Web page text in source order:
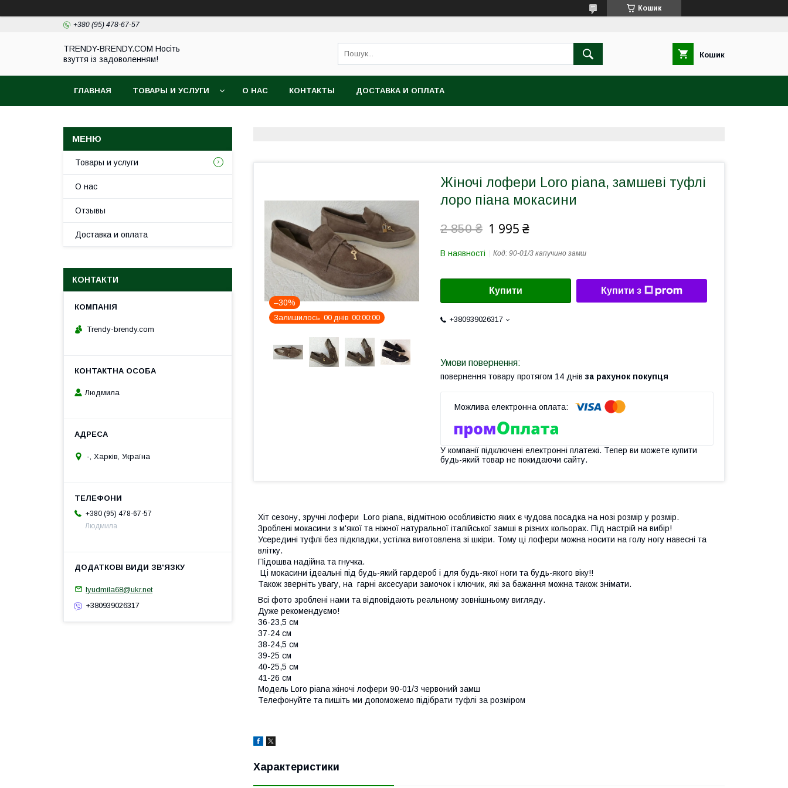
Кошик
+380 (95) 478-67-57
TRENDY-BRENDY.COM Носіть
взуття із задоволенням!
Кошик
ГЛАВНАЯ ТОВАРЫ И УСЛУГИ О НАС КОНТАКТЫ ДОСТАВКА И ОПЛАТА
–30%
Залишилось 00 днів 00 00 00
Жіночі лофери Loro piana, замшеві туфлі
лоро піана мокасини
2 850 ₴ 1 995 ₴
В наявності Код: 90-01/3 капучино замш
Купити Купити з
+380939026317
повернення товару протягом 14 днів за рахунок покупця
У компанії підключені електронні платежі. Тепер ви можете купити
будь-який товар не покидаючи сайту.
Хіт сезону, зручні лофери Loro piana, відмітною особливістю яких є чудова посадка на нозі розмір у розмір.
Зроблені мокасини з м'якої та ніжної натуральної італійської замші в різних кольорах. Під настрій на вибір!
Усередині туфлі без підкладки, устілка виготовлена зі шкіри. Тому ці лофери можна носити на голу ногу навесні та
влітку.
Підошва надійна та гнучка.
Ці мокасини ідеальні під будь-який гардероб і для будь-якої ноги та будь-якого віку!!
Також зверніть увагу, на гарні аксесуари замочок і ключик, які за бажання можна також знімати.
Всі фото зроблені нами та відповідають реальному зовнішньому вигляду.
Дуже рекомендуємо!
36-23,5 см
37-24 см
38-24,5 см
39-25 см
40-25,5 см
41-26 см
Модель Loro piana жіночі лофери 90-01/3 червоний замш
Телефонуйте та пишіть ми допоможемо підібрати туфлі за розміром
Характеристики
Товары и услуги
О нас
Отзывы
Доставка и оплата
КОНТАКТИ
Trendy-brendy.com
Людмила
-, Харків, Україна
+380 (95) 478-67-57
Людмила
lyudmila68@ukr.net
+380939026317